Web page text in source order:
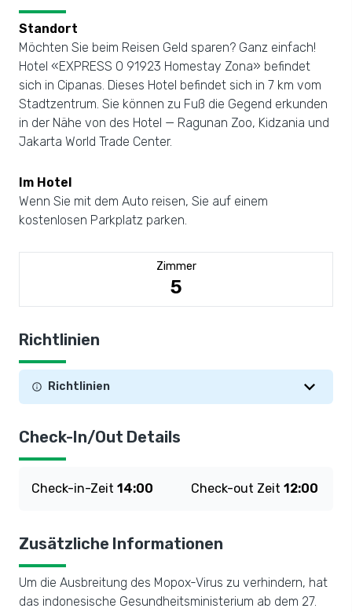
Standort
Möchten Sie beim Reisen Geld sparen? Ganz einfach!
Hotel «EXPRESS O 91923 Homestay Zona» befindet
sich in Cipanas. Dieses Hotel befindet sich in 7 km vom
Stadtzentrum. Sie können zu Fuß die Gegend erkunden
in der Nähe von des Hotel — Ragunan Zoo, Kidzania und
Jakarta World Trade Center.
Im Hotel
Wenn Sie mit dem Auto reisen, Sie auf einem
kostenlosen Parkplatz parken.
Zimmer
5
Richtlinien
Richtlinien
Check-In/Out Details
Check-in-Zeit 14:00 Check-out Zeit 12:00
Zusätzliche Informationen
Um die Ausbreitung des Mopox-Virus zu verhindern, hat
das indonesische Gesundheitsministerium ab dem 27.